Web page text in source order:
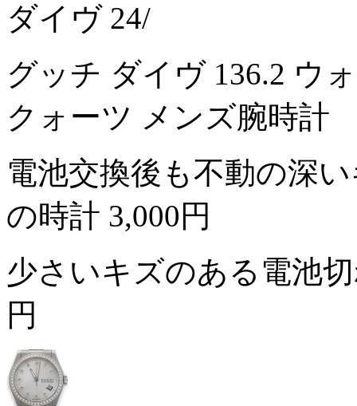
ダイヴ 24/
グッチ ダイヴ 136.2 ウ
クォーツ メンズ腕時計
電池交換後も不動の深
の時計 3,000円
少さいキズのある電池
円